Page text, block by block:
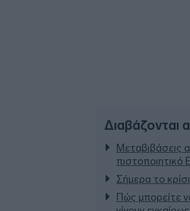
Διαβάζονται
Μεταβιβάσεις
πιστοποιητικό
Σήμερα το
Πώς μπορείτε